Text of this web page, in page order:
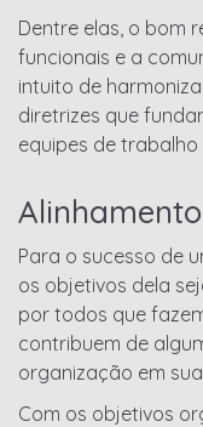
Dentre elas, o bom
funcionais e a
intuito de
diretrizes que
equipes de trabalho
Para o sucesso de
os objetivos dela
por todos que
contribuem de
organização em
Com os objetivos